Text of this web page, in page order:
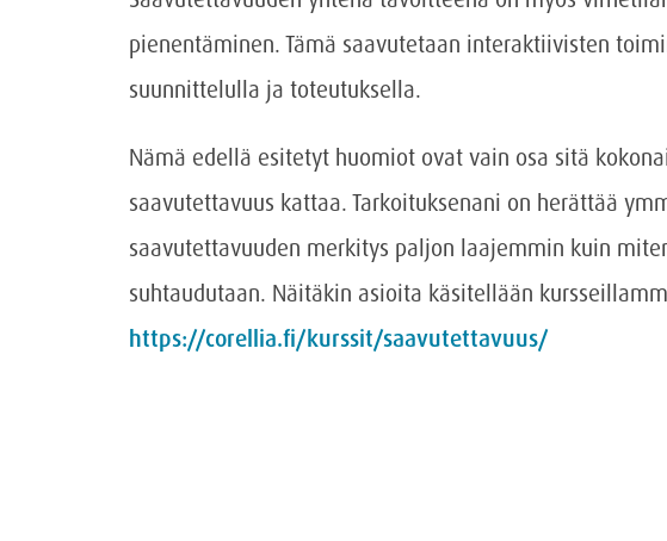
pienentäminen. Tämä saavutetaan interaktiivisten
suunnittelulla ja toteutuksella.
Nämä edellä esitetyt huomiot ovat vain osa sitä
saavutettavuus kattaa. Tarkoituksenani on herättää
saavutettavuuden merkitys paljon laajemmin kuin
suhtaudutaan. Näitäkin asioita käsitellään
https://corellia.fi/kurssit/saavutettavuus/